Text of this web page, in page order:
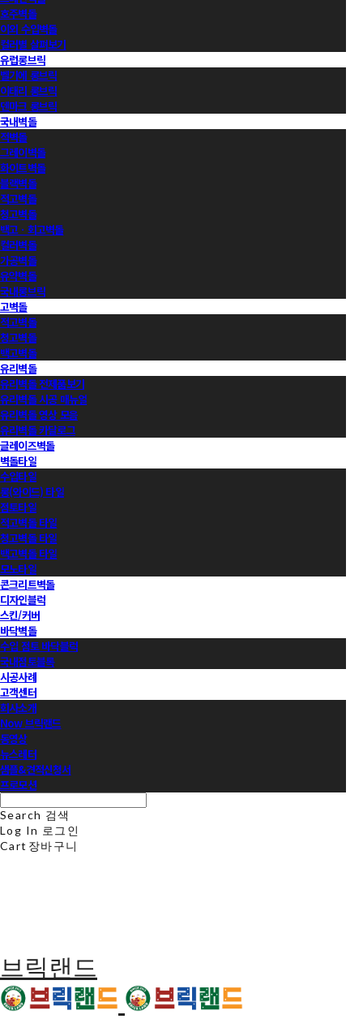
호주벽돌
이외 수입벽돌
컬러별 살펴보기
유럽롱브릭
벨기에 롱브릭
이태리 롱브릭
덴마크 롱브릭
국내벽돌
적벽돌
그레이벽돌
화이트벽돌
블랙벽돌
적고벽돌
청고벽돌
백고ㆍ회고벽돌
컬러벽돌
가공벽돌
유약벽돌
국내롱브릭
고벽돌
적고벽돌
청고벽돌
백고벽돌
유리벽돌
유리벽돌 전제품보기
유리벽돌 시공 매뉴얼
유리벽돌 영상 모음
유리벽돌 카달로그
글레이즈벽돌
벽돌타일
수입타일
롱(와이드) 타일
점토타일
적고벽돌 타일
청고벽돌 타일
백고벽돌 타일
모노타일
콘크리트벽돌
디자인블럭
스킨/커버
바닥벽돌
수입 점토 바닥블럭
국내점토블록
시공사례
고객센터
회사소개
Now 브릭랜드
동영상
뉴스레터
샘플&견적신청서
프로모션
Search 검색
Log In 로그인
Cart 장바구니
브릭랜드